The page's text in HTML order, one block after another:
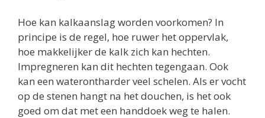
Hoe kan kalkaanslag worden voorkomen? In
principe is de regel, hoe ruwer het oppervlak,
hoe makkelijker de kalk zich kan hechten.
Impregneren kan dit hechten tegengaan. Ook
kan een waterontharder veel schelen. Als er vocht
op de stenen hangt na het douchen, is het ook
goed om dat met een handdoek weg te halen.